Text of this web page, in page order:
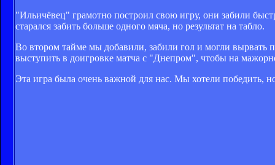
"Ильичёвец" грамотно построил свою игру, они забили
старался забить больше одного мяча, но результат на табло.
Во втором тайме мы добавили, забили гол и могли вырвать
выступить в доигровке матча с "Днепром", чтобы на
Эта игра была очень важной для нас. Мы хотели победить,